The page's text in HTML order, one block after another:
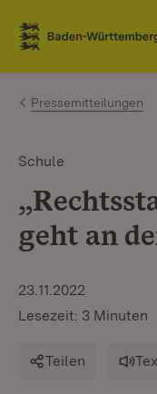
Zum Inhalt
Link zur Startseite
Pressemitteilungen
Schule
geht an
23.11.2022
Lesezeit: 3 Minuten
Teilen